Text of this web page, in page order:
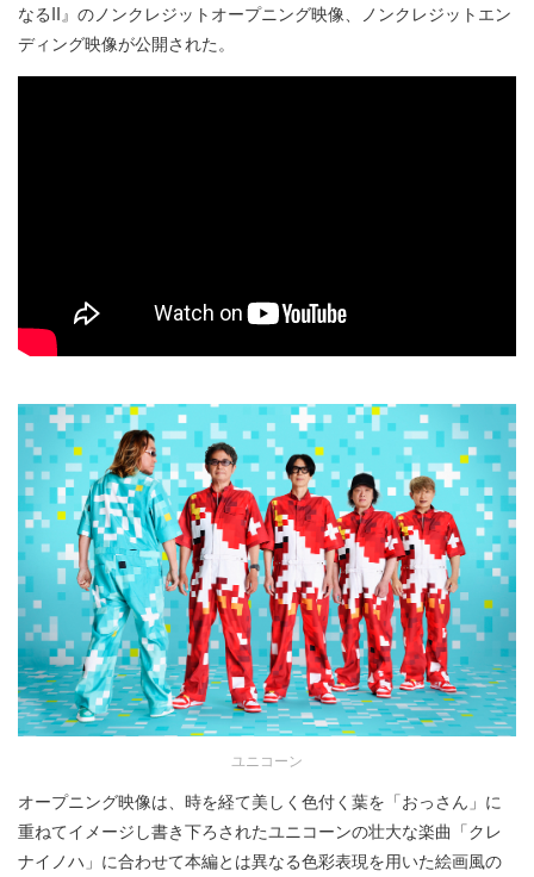
なるII』のノンクレジットオープニング映像、ノンクレジットエン
ディング映像が公開された。
ユニコーン
オープニング映像は、時を経て美しく色付く葉を「おっさん」に
重ねてイメージし書き下ろされたユニコーンの壮大な楽曲「クレ
ナイノハ」に合わせて本編とは異なる色彩表現を用いた絵画風の